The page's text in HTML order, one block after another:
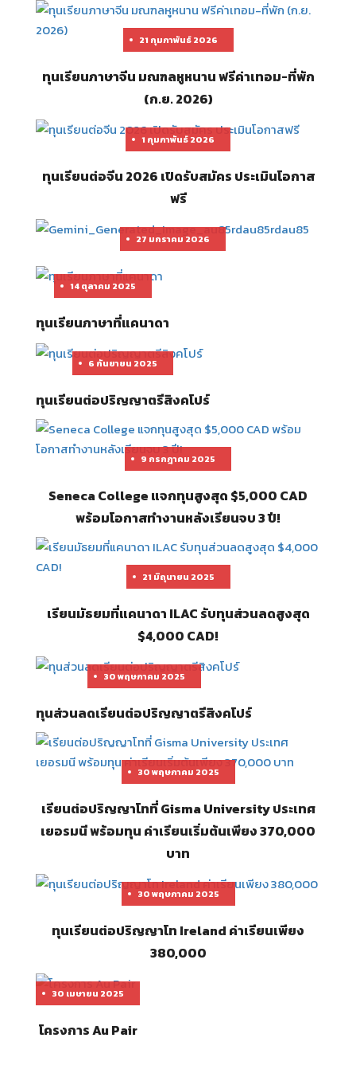
21 กุมภาพันธ์ 2026
ทุนเรียนภาษาจีน มณฑลหูหนาน ฟรีค่าเทอม-ที่พัก
(ก.ย. 2026)
1 กุมภาพันธ์ 2026
ทุนเรียนต่อจีน 2026 เปิดรับสมัคร ประเมินโอกาส
ฟรี
27 มกราคม 2026
14 ตุลาคม 2025
ทุนเรียนภาษาที่แคนาดา
6 กันยายน 2025
ทุนเรียนต่อปริญญาตรีสิงคโปร์
9 กรกฎาคม 2025
Seneca College แจกทุนสูงสุด $5,000 CAD
พร้อมโอกาสทำงานหลังเรียนจบ 3 ปี!
21 มิถุนายน 2025
เรียนมัธยมที่แคนาดา ILAC รับทุนส่วนลดสูงสุด
$4,000 CAD!
30 พฤษภาคม 2025
ทุนส่วนลดเรียนต่อปริญญาตรีสิงคโปร์
30 พฤษภาคม 2025
เรียนต่อปริญญาโทที่ Gisma University ประเทศ
เยอรมนี พร้อมทุน ค่าเรียนเริ่มต้นเพียง 370,000
บาท
30 พฤษภาคม 2025
ทุนเรียนต่อปริญญาโท Ireland ค่าเรียนเพียง
380,000
30 เมษายน 2025
โครงการ Au Pair